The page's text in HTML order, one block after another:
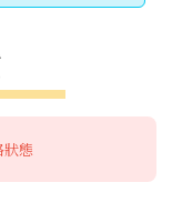
態